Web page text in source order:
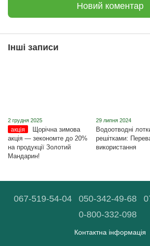
Новий коментар
Інші записи
2 грудня 2025
акція
Щорічна зимова
акція ― зекономте до 20%
на продукції Золотий
Мандарин!
29 липня 2024
Водоотводні
решітками:
використання
067-519-54-04 050-342-49-68
0-800-332-098
Контактна інформація